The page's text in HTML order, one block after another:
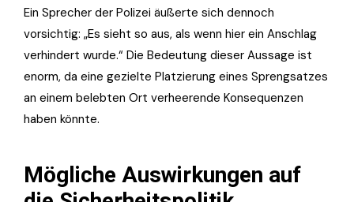
Ein Sprecher der Polizei äußerte sich dennoch
vorsichtig: „Es sieht so aus, als wenn hier ein Anschlag
verhindert wurde.“ Die Bedeutung dieser Aussage ist
enorm, da eine gezielte Platzierung eines Sprengsatzes
an einem belebten Ort verheerende Konsequenzen
haben könnte.
Mögliche Auswirkungen auf